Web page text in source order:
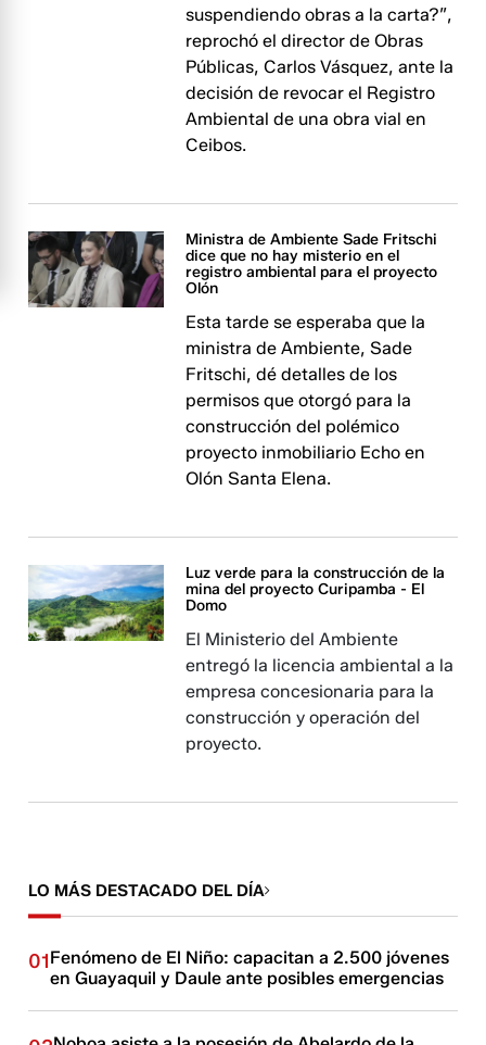
suspendiendo obras a la carta?”,
reprochó el director de Obras
Públicas, Carlos Vásquez, ante la
decisión de revocar el Registro
Ambiental de una obra vial en
Ceibos.
Ministra de Ambiente Sade Fritschi
dice que no hay misterio en el
registro ambiental para el proyecto
Olón
Esta tarde se esperaba que la
ministra de Ambiente, Sade
Fritschi, dé detalles de los
permisos que otorgó para la
construcción del polémico
proyecto inmobiliario Echo en
Olón Santa Elena.
Luz verde para la construcción de la
mina del proyecto Curipamba - El
Domo
El Ministerio del Ambiente
entregó la licencia ambiental a la
empresa concesionaria para la
construcción y operación del
proyecto.
LO MÁS DESTACADO DEL DÍA
01Fenómeno de El Niño: capacitan a 2.500 jóvenes
en Guayaquil y Daule ante posibles emergencias